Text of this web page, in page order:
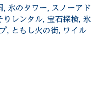
, 氷のタワー, スノーアド
りレンタル, 宝石探検, 氷
, ともし火の街, ワイル